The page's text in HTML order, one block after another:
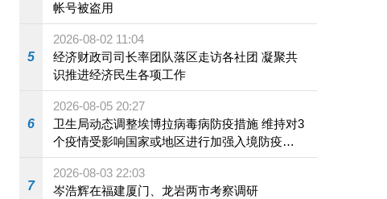
帐号被盗用
5
2026-08-02 11:04
经济财政司司长率团队落区走访各社团 凝聚共
识推进经济民生各项工作
6
2026-08-05 20:27
卫生局动态调整埃博拉病毒病防疫措施 维持对3
个疫情受影响国家或地区进行加强入境防疫措
施
7
2026-08-03 22:03
岑浩辉在福建厦门、龙岩两市考察调研